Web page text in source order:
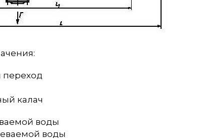
переход
калач
воды
воды